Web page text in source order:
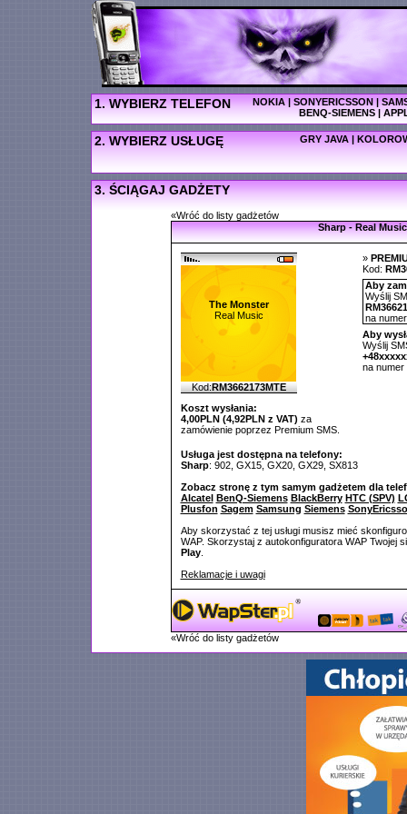
1. WYBIERZ TELEFON NOKIA|SONYERICSSON|
BENQ-SIEMENS|
2. WYBIERZ USŁUGĘ GRY JAVA |
3. ŚCIĄGAJ GADŻETY
«Wróć do listy gadżetów
Sharp - Real Music
The Monster
Real Music
Kod:RM3662173MTE
Koszt wysłania:
4,00PLN (4,92PLN z VAT) za
zamówienie poprzez Premium SMS.
»
Kod:
Aby
Wyślij
na
Aby
Wyślij
na numer
Usługa jest dostępna na telefony:
Sharp: 902, GX15, GX20, GX29, SX813
Zobacz stronę z tym samym gadżetem dla
Alcatel BenQ-Siemens BlackBerry HTC (SPV)
Plusfon Sagem Samsung Siemens
Aby skorzystać z tej usługi musisz mieć
WAP. Skorzystaj z autokonfiguratora WAP Twojej
Play.
Reklamacje i uwagi
«Wróć do listy gadżetów